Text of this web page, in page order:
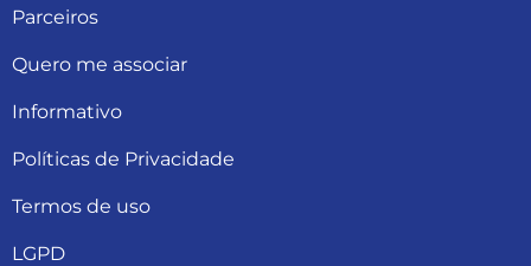
Parceiros
Quero me associar
Informativo
Políticas de Privacidade
Termos de uso
LGPD